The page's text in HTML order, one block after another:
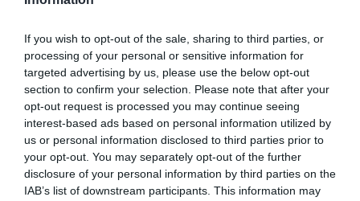
If you wish to opt-out of the sale, sharing to third parties, or
processing of your personal or sensitive information for
targeted advertising by us, please use the below opt-out
section to confirm your selection. Please note that after your
opt-out request is processed you may continue seeing
interest-based ads based on personal information utilized by
us or personal information disclosed to third parties prior to
your opt-out. You may separately opt-out of the further
disclosure of your personal information by third parties on the
IAB’s list of downstream participants. This information may
Πληροφορίες / Κρατήσεις:
iridavisions.gr
Ακολουθήστε το Culturenow.gr στοGoogle Newsκαι
μάθετε πρώτοι όλες τις ειδήσεις
Δείτε όλα τατελευταία νέαγια την Τέχνη και τον
Πολιτισμό στοCulturenow.gr